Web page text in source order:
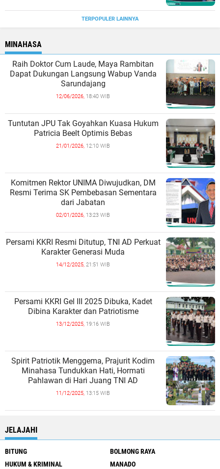
TERPOPULER LAINNYA
MINAHASA
Raih Doktor Cum Laude, Maya Rambitan
Dapat Dukungan Langsung Wabup Vanda
Sarundajang
12/06/2026, 18:40 WIB
Tuntutan JPU Tak Goyahkan Kuasa Hukum
Patricia Beelt Optimis Bebas
21/01/2026, 12:10 WIB
Komitmen Rektor UNIMA Diwujudkan, DM
Resmi Terima SK Pembebasan Sementara
dari Jabatan
02/01/2026, 13:23 WIB
Persami KKRI Resmi Ditutup, TNI AD Perkuat
Karakter Generasi Muda
14/12/2025, 21:51 WIB
Persami KKRI Gel III 2025 Dibuka, Kadet
Dibina Karakter dan Patriotisme
13/12/2025, 19:16 WIB
Spirit Patriotik Menggema, Prajurit Kodim
Minahasa Tundukkan Hati, Hormati
Pahlawan di Hari Juang TNI AD
11/12/2025, 13:15 WIB
JELAJAHI
BITUNG
BOLMONG RAYA
HUKUM & KRIMINAL
MANADO